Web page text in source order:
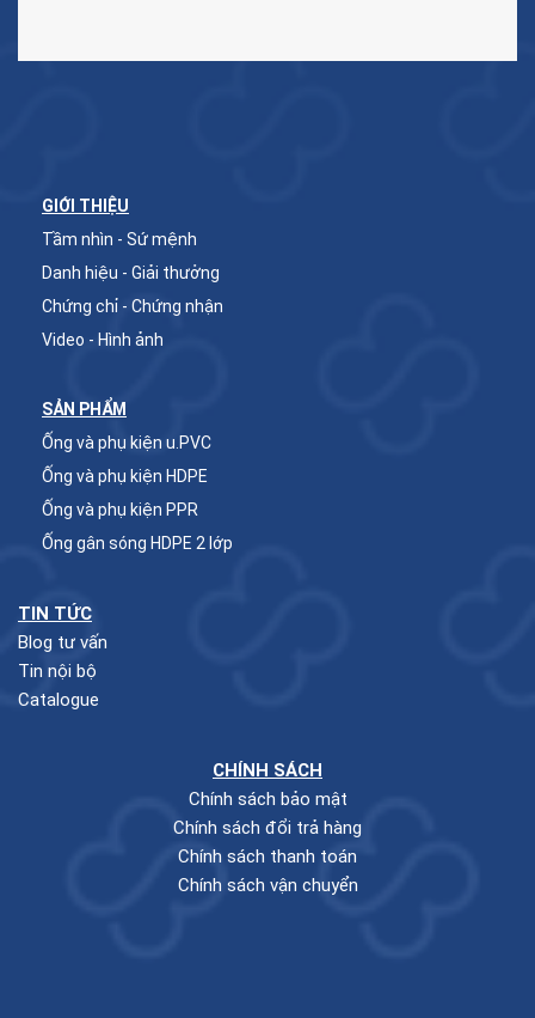
GIỚI THIỆU
Tầm nhìn - Sứ mệnh
Danh hiệu - Giải thưởng
Chứng chỉ - Chứng nhận
Video - Hình ảnh
SẢN PHẨM
Ống và phụ kiện u.PVC
Ống và phụ kiện HDPE
Ống và phụ kiện PPR
Ống gân sóng HDPE 2 lớp
TIN TỨC
Blog tư vấn
Tin nội bộ
Catalogue
CHÍNH SÁCH
Chính sách bảo mật
Chính sách đổi trả hàng
Chính sách thanh toán
Chính sách vận chuyển